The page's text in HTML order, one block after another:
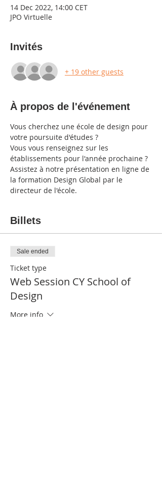
14 Dec 2022, 14:00 CET
JPO Virtuelle
Invités
+ 19 other guests
À propos de l'événement
Vous cherchez une école de design pour
votre poursuite d'études ?
Vous vous renseignez sur les
établissements pour l'année prochaine ?
Assistez à notre présentation en ligne de
la formation Design Global par le
directeur de l'école.
Billets
Sale ended
Ticket type
Web Session CY School of
Design
More info